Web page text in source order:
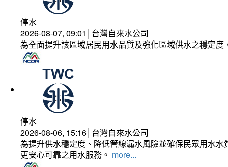
停水
2026-08-07, 09:01│台灣自來水公司
為全面提升該區域居民用水品質及強化區域供水之穩定
停水
2026-08-06, 15:16│台灣自來水公司
為提升供水穩定度、降低管線漏水風險並確保民眾用水
更安心可靠之用水服務。 more...